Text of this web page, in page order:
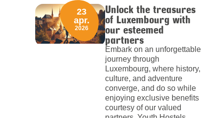
Unlock the treasures
of Luxembourg with
our esteemed
partners
Embark on an unforgettable
journey through
Luxembourg, where history,
culture, and adventure
converge, and do so while
enjoying exclusive benefits
courtesy of our valued
23
apr.
2026